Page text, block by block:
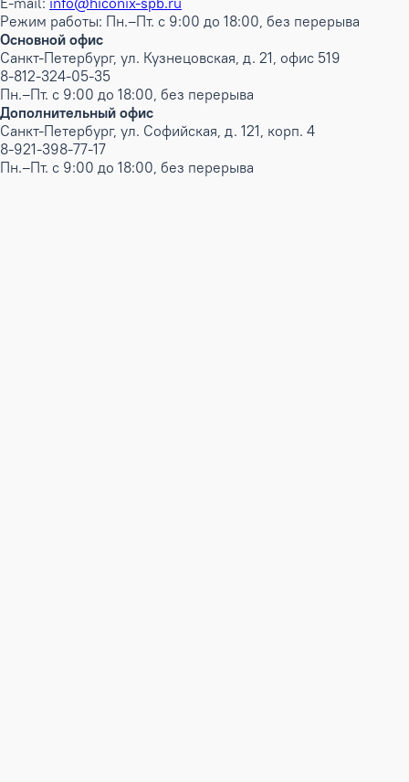
Режим работы: Пн.–Пт. с 9:00 до 18:00, без перерыва
Основной офис
Санкт-Петербург, ул. Кузнецовская, д. 21, офис 519
8-812-324-05-35
Пн.–Пт. с 9:00 до 18:00, без перерыва
Дополнительный офис
Санкт-Петербург, ул. Софийская, д. 121, корп. 4
8-921-398-77-17
Пн.–Пт. с 9:00 до 18:00, без перерыва